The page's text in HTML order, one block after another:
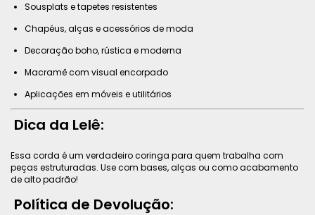
Sousplats e tapetes resistentes
Chapéus, alças e acessórios de moda
Decoração boho, rústica e moderna
Macramê com visual encorpado
Aplicações em móveis e utilitários
Dica da Lelê:
Essa corda é um verdadeiro coringa para quem trabalha com
peças estruturadas. Use com bases, alças ou como acabamento
de alto padrão!
Política de Devolução: